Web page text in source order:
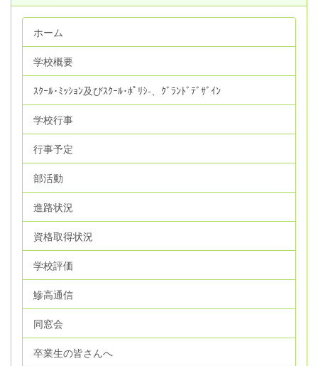
ホーム
学校概要
ｽｸｰﾙ･ﾐｯｼｮﾝ及びｽｸｰﾙ･ﾎﾟﾘｼ‐、ｸﾞﾗﾝﾄﾞﾃﾞｻﾞｲﾝ
学校行事
行事予定
部活動
進路状況
資格取得状況
学校評価
鰺高通信
同窓会
卒業生の皆さんへ